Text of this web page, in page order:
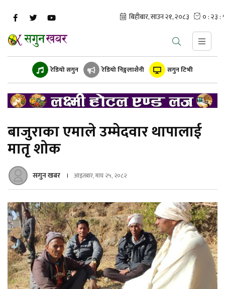
रेडियो सगुन रेडियो निङ्गलाशैनी सगुन टिभी
बाजुराका एमाले उम्मेदवार थापालाई
मातृ शोक
सगुन खबर आइतबार, माघ २५, २०८२